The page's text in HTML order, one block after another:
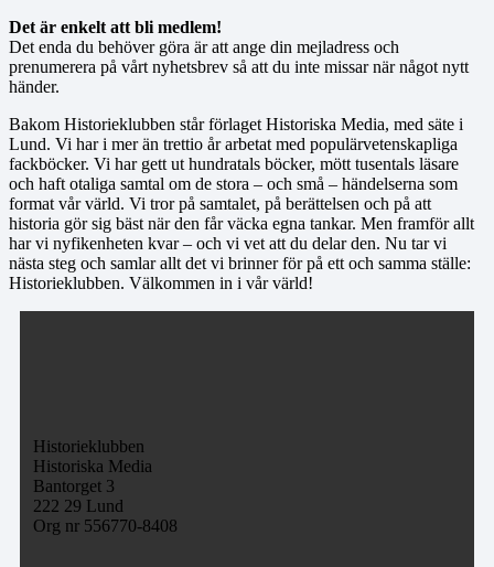
Det är enkelt att bli medlem!
Det enda du behöver göra är att ange din mejladress och
prenumerera på vårt nyhetsbrev så att du inte missar när något nytt
händer.
Bakom Historieklubben står förlaget Historiska Media, med säte i
Lund. Vi har i mer än trettio år arbetat med populärvetenskapliga
fackböcker. Vi har gett ut hundratals böcker, mött tusentals läsare
och haft otaliga samtal om de stora – och små – händelserna som
format vår värld. Vi tror på samtalet, på berättelsen och på att
historia gör sig bäst när den får väcka egna tankar. Men framför allt
har vi nyfikenheten kvar – och vi vet att du delar den. Nu tar vi
nästa steg och samlar allt det vi brinner för på ett och samma ställe:
Historieklubben. Välkommen in i vår värld!
Historieklubben
Historiska Media
Bantorget 3
222 29 Lund
Org nr 556770-8408